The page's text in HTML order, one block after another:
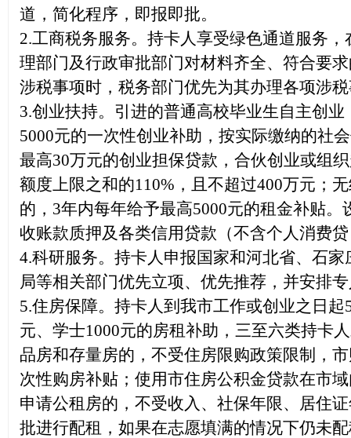
道，简化程序，即报即批。
2.工商税务服务。持卡人享受绿色通道服务
理部门及行政审批部门对材料齐全、符合要
涉税事项时，税务部门优先为其办理各项涉
3.创业扶持。引进的普通高校毕业生自主创
5000元的一次性创业补助，按实际缴纳的社
最高30万元的创业担保贷款，合伙创业或组
额度上限之和的110%，且不超过400万元；
的，3年内每年给予最高5000元的租金补贴
收账款质押及各类信用贷款（不含个人消费
4.科研服务。持卡人申报国家和河北省、石
局等相关部门优先立项、优先推荐，并安排
5.住房保障。持卡人到我市工作或创业之日
元、学士1000元的房租补助，三至六类持卡
品房和存量房的，不受住房限购政策限制，
次性购房补贴；使用市住房公积金贷款在市
申请公租房的，不受收入、社保年限、居住
批进行配租，如果在志愿填满的情况下仍未